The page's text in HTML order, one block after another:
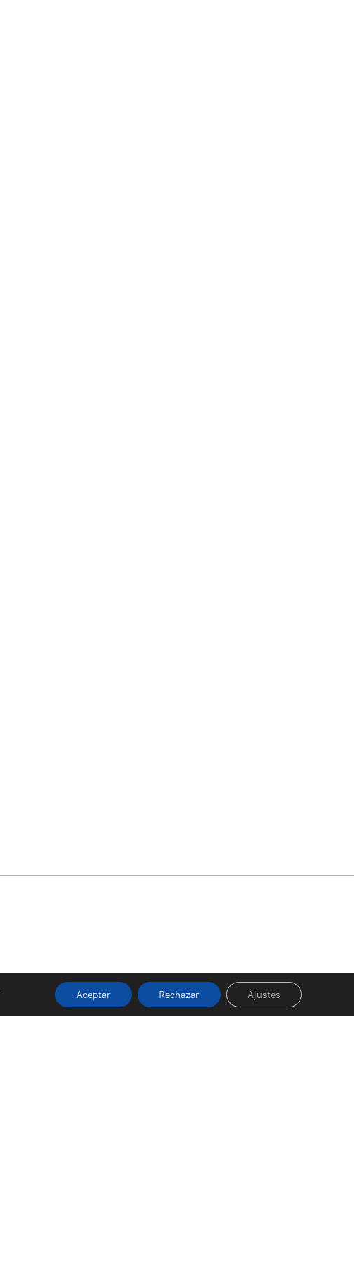
Aceptar Rechazar Ajustes